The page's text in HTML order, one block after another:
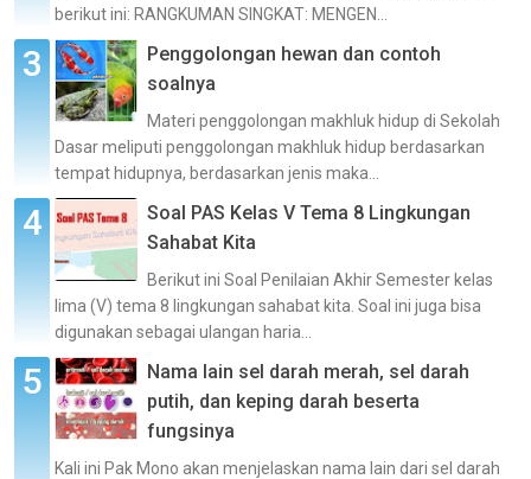
berikut ini: RANGKUMAN SINGKAT: MENGEN...
Penggolongan hewan dan contoh
soalnya
Materi penggolongan makhluk hidup di Sekolah
Dasar meliputi penggolongan makhluk hidup berdasarkan
tempat hidupnya, berdasarkan jenis maka...
Soal PAS Kelas V Tema 8 Lingkungan
Sahabat Kita
Berikut ini Soal Penilaian Akhir Semester kelas
lima (V) tema 8 lingkungan sahabat kita. Soal ini juga bisa
digunakan sebagai ulangan haria...
Nama lain sel darah merah, sel darah
putih, dan keping darah beserta
fungsinya
Kali ini Pak Mono akan menjelaskan nama lain dari sel darah